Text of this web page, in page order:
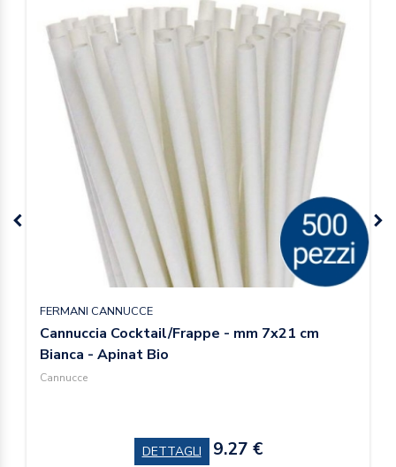
FERMANI CANNUCCE
Cannuccia Cocktail/Frappe - mm 7x21 cm
Bianca - Apinat Bio
Cannucce
DETTAGLI 9.27 €